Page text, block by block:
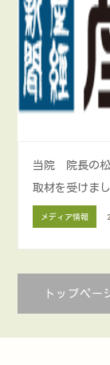
当院 院長の松
取材を受けまし
メディア情報
トップペー